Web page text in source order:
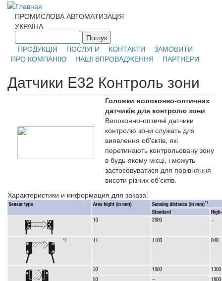
Перейти к основному содержанию
ПРОМИСЛОВА АВТОМАТИЗАЦІЯ
УКРАЇНА
Форма поиска
ПРОДУКЦІЯ
ПОСЛУГИ КОНТАКТИ
ЗАМОВИТИ
ПРО КОМПАНІЮ
НАШІ ВПРОВАДЖЕННЯ ПАРТНЕРИ
Датчики E32 Контроль зони
Головки волоконно-оптичних
датчиків для контролю зони
Волоконно-оптичні датчики
контролю зони служать для
виявлення об'єктів, які
перетинають контрольовану зону
в будь-якому місці, і можуть
застосовуватися для порівняння
висоти різних об'єктів.
Характеристики и информация для заказа: